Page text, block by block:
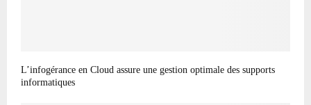
L’infogérance en Cloud assure une gestion optimale des supports
informatiques